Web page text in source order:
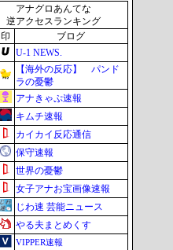
アナグロあんてな
逆アクセスランキング
印
ブログ
U-1 NEWS.
【海外の反応】 パンド
ラの憂鬱
アナきゃぷ速報
キムチ速報
カイカイ反応通信
保守速報
世界の憂鬱
女子アナお宝画像速報
じわ速 芸能ニュース
やる夫まとめくす
VIPPER速報